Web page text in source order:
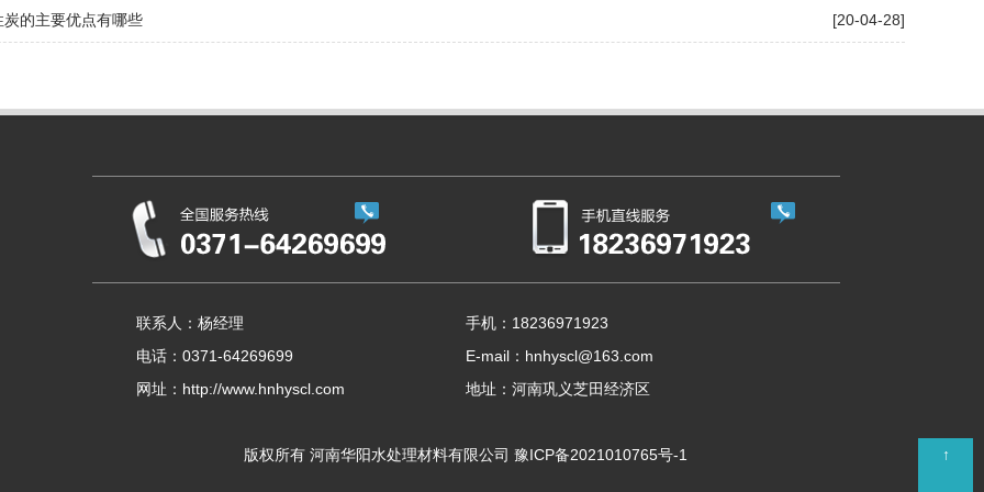
[20-04-28]
炭的主要优点有哪些
联系人：杨经理
手机：18236971923
电话：0371-64269699
E-mail：hnhyscl@163.com
网址：http://www.hnhyscl.com
地址：河南巩义芝田经济区
↑
版权所有 河南华阳水处理材料有限公司 豫ICP备2021010765号-1